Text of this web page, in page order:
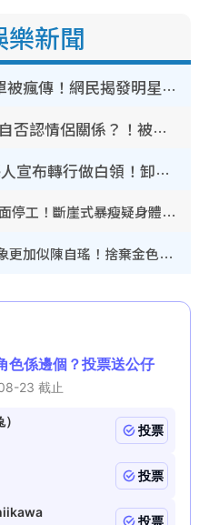
新聞
8大最冇禮貌藝人名單被瘋傳！網民揭發明星真面目 一致數臭呢位係無品天花板？
葉蒨文拍拖一周年親自否認情侶關係？！被質疑感情造假竟稱GM「普通同事」
《愛回家》36歲男藝人宣布轉行做白領！卸下藝人身份回歸素人平淡生活
33歲女歌手突然宣佈全面停工！斷崖式暴瘦疑身體亮紅燈！聲明曝︰將暫時淡出
倪嘉雯一刀剪短髮新形象更加似陳自瑤！捨棄金色長髮造型氣質大變超驚喜